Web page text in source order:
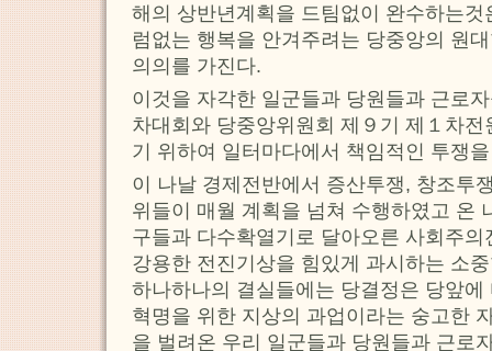
해의 상반년계획을 드팀없이 완수하는
럼없는 행복을 안겨주려는 당중앙의 원
의의를 가진다.
이것을 자각한 일군들과 당원들과 근로
차대회와 당중앙위원회 제９기 제１차
기 위하여 일터마다에서 책임적인 투쟁
이 나날 경제전반에서 증산투쟁, 창조투
위들이 매월 계획을 넘쳐 수행하였고 온
구들과 다수확열기로 달아오른 사회주
강용한 전진기상을 힘있게 과시하는 소
하나하나의 결실들에는 당결정은 당앞
혁명을 위한 지상의 과업이라는 숭고한
을 벌려온 우리 일군들과 당원들과 근로